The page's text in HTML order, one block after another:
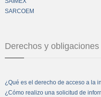
SARCOEM
Derechos y obligaciones
¿Qué es el derecho de acceso a la
¿Cómo realizo una solicitud de